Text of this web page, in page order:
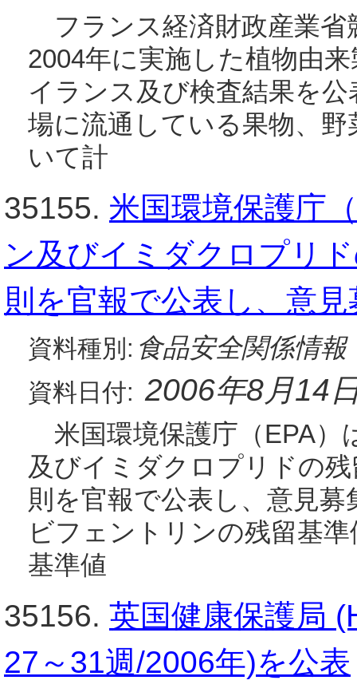
フランス経済財政産業省
2004年に実施した植物由
イランス及び検査結果を
場に流通している果物、
いて計
35155. 米国環境保護庁
ン及びイミダクロプリ
則を官報で公表し、意
資料種別: 食品安全関係情報
資料日付: 2006年8月14
米国環境保護庁（EPA）
及びイミダクロプリドの
則を官報で公表し、意見
ビフェントリンの残留基
基準値
35156. 英国健康保護局
27～31週/2006年)を公表